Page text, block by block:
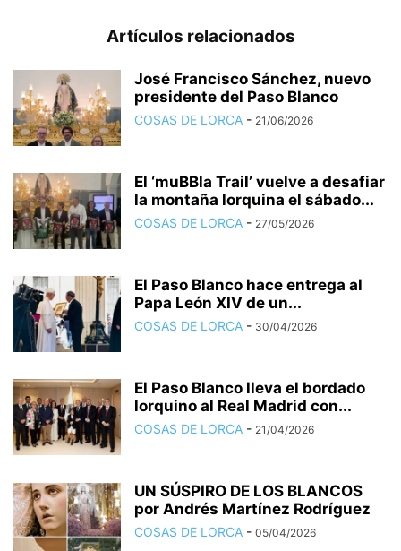
Artículos relacionados
José Francisco Sánchez, nuevo
presidente del Paso Blanco
COSAS DE LORCA - 21/06/2026
El ‘muBBla Trail’ vuelve a desafiar
la montaña lorquina el sábado...
COSAS DE LORCA - 27/05/2026
El Paso Blanco hace entrega al
Papa León XIV de un...
COSAS DE LORCA - 30/04/2026
El Paso Blanco lleva el bordado
lorquino al Real Madrid con...
COSAS DE LORCA - 21/04/2026
UN SÚSPIRO DE LOS BLANCOS
por Andrés Martínez Rodríguez
COSAS DE LORCA - 05/04/2026